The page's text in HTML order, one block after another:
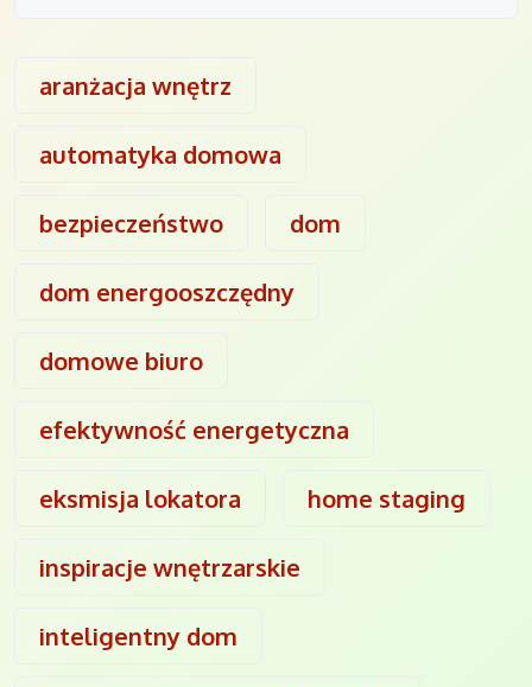
aranżacja wnętrz
automatyka domowa
bezpieczeństwo dom
dom energooszczędny
domowe biuro
efektywność energetyczna
eksmisja lokatora home staging
inspiracje wnętrzarskie
inteligentny dom